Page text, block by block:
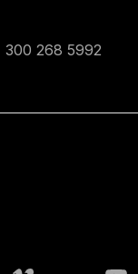
300 268 5992